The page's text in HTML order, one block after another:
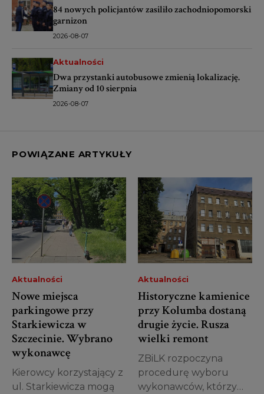
84 nowych policjantów zasiliło zachodniopomorski
garnizon
2026-08-07
Aktualności
Dwa przystanki autobusowe zmienią lokalizację.
Zmiany od 10 sierpnia
2026-08-07
POWIĄZANE ARTYKUŁY
Aktualności
Nowe miejsca
parkingowe przy
Starkiewicza w
Szczecinie. Wybrano
wykonawcę
Kierowcy korzystający z
ul. Starkiewicza mogą
Aktualności
Historyczne kamienice
przy Kolumba dostaną
drugie życie. Rusza
wielki remont
ZBiLK rozpoczyna
procedurę wyboru
wykonawców, którzy